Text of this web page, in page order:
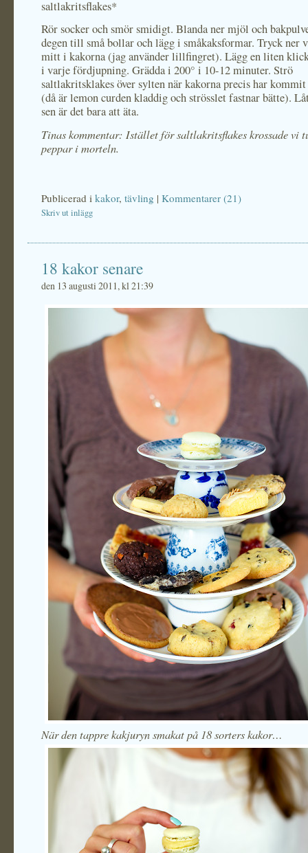
saltlakritsflakes*
Rör socker och smör smidigt. Blanda ner mjöl och
degen till små bollar och lägg i småkaksformar. Tryck ner
mitt i kakorna (jag använder lillfingret). Lägg en liten
i varje fördjupning. Grädda i 200° i 10-12 minuter. Strö
saltlakritsklakes över sylten när kakorna precis har
(då är lemon curden kladdig och strösslet fastnar bätte).
sen är det bara att äta.
Tinas kommentar: Istället för saltlakritsflakes krossade vi
peppar i morteln.
Publicerad i kakor, tävling | Kommentarer (21)
Skriv ut inlägg
18 kakor senare
den 13 augusti 2011, kl 21:39
När den tappre kakjuryn smakat på 18 sorters kakor…